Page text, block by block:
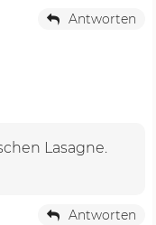
Antworten
Lasagne.
Antworten